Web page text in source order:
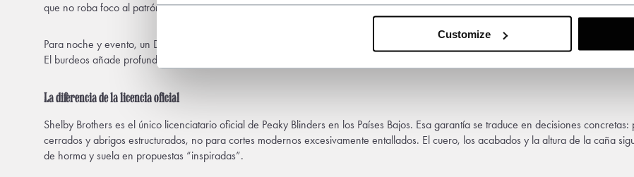
Customize
que no roba foco al patrón del traje ni a la estructura del chaleco.
Para noche y evento, un Derby en burdeos levanta un traje de raya diplomática. Suma un abrigo largo de lana y un pañuelo de
El burdeos añade profundidad sin recurrir a brillos innecesarios.
La diferencia de la licencia oficial
Shelby Brothers es el único licenciatario oficial de Peaky Blinders en los Países Bajos. Esa garantía se traduce en decisiones
cerrados y abrigos estructurados, no para cortes modernos excesivamente entallados. El cuero, los acabados y la altura de la caña
de horma y suela en propuestas “inspiradas”.